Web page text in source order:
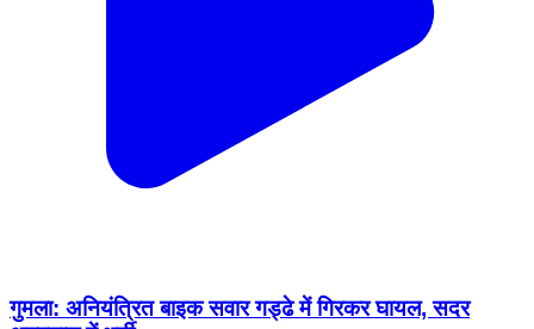
गुमला: अनियंत्रित बाइक सवार गड्ढे में गिरकर घायल, सदर